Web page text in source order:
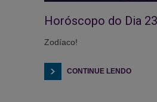
Horóscopo do Dia
Zodíaco!
CONTINUE LENDO